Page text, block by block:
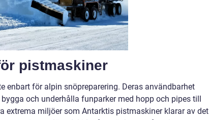
pistmaskiner
enbart för alpin snöpreparering. Deras användbarhet
och underhålla funparker med hopp och pipes till
extrema miljöer som Antarktis pistmaskiner klarar av det